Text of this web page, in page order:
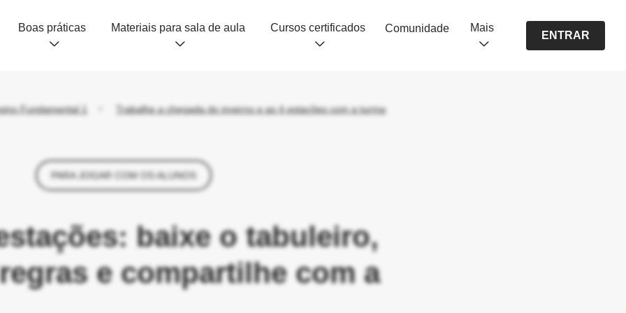
Boas práticas Materiais para sala de aula Cursos certificados Comunidade Mais
ENTRAR
Fundamental 1 Trabalhe a chegada do inverno e as 4 estações com a turma
PARA JOGAR COM OS ALUNOS
baixe o tabuleiro,
e compartilhe com a